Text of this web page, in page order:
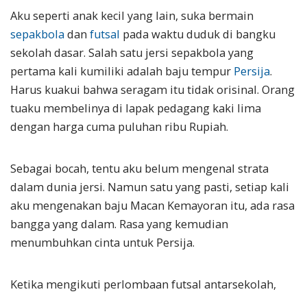
Aku seperti anak kecil yang lain, suka bermain
sepakboladan futsal pada waktu duduk di bangku
sekolah dasar. Salah satu jersi sepakbola yang
pertama kali kumiliki adalah baju tempur Persija.
Harus kuakui bahwa seragam itu tidak orisinal. Orang
tuaku membelinya di lapak pedagang kaki lima
dengan harga cuma puluhan ribu Rupiah.
Sebagai bocah, tentu aku belum mengenal strata
dalam dunia jersi. Namun satu yang pasti, setiap kali
aku mengenakan baju Macan Kemayoran itu, ada rasa
bangga yang dalam. Rasa yang kemudian
menumbuhkan cinta untuk Persija.
Ketika mengikuti perlombaan futsal antarsekolah,